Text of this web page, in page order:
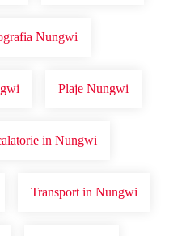
Nungwi
Plaje Nungwi
in Nungwi
Transport in Nungwi